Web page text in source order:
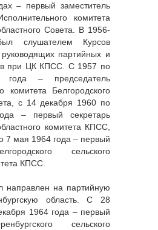
– первый заместитель
комитета
Совета. В 1956-
слушателем Курсов
руководящих партийных и
при ЦК КПСС. С 1957 по
года – председатель
комитета Белгородского
с 14 декабря 1960 по
– первый секретарь
комитета КПСС,
7 мая 1964 года – первый
сельского
КПСС.
направлен на партийную
область. С 28
1964 года – первый
сельского